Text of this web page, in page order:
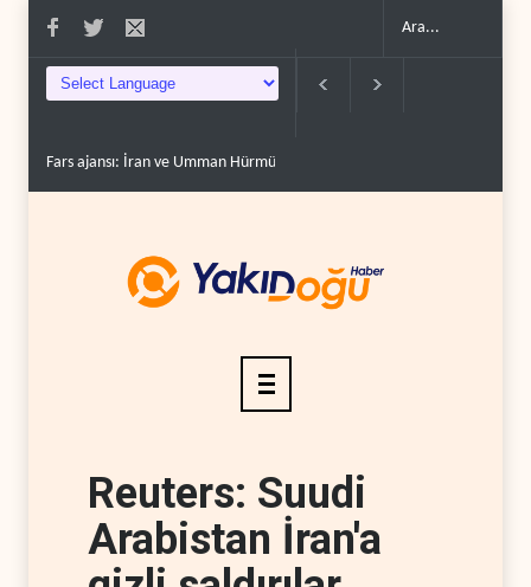
İran ve Umman Hürmüz Boğazı için geçiş..
Reuters: Suudi
Arabistan İran'a